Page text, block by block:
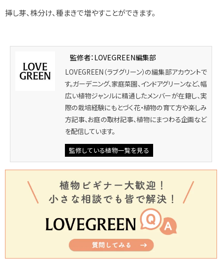
挿し芽、株分け、種まきで増やすことができます。
監修者：LOVEGREEN編集部
LOVEGREEN（ラブグリーン）の編集部アカウントで
す。ガーデニング、家庭菜園、インドアグリーンなど、幅
広い植物ジャンルに精通したメンバーが在籍し、実
際の栽培経験にもとづく花・植物の育て方や楽しみ
方記事、お庭の取材記事、植物にまつわる企画など
を配信しています。
監修している植物一覧を見る